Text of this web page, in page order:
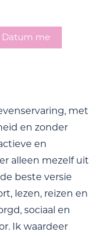
Datum me
met
en zonder
en
alleen mezelf uit
beste versie
lezen, reizen en
sociaal en
Ik waardeer